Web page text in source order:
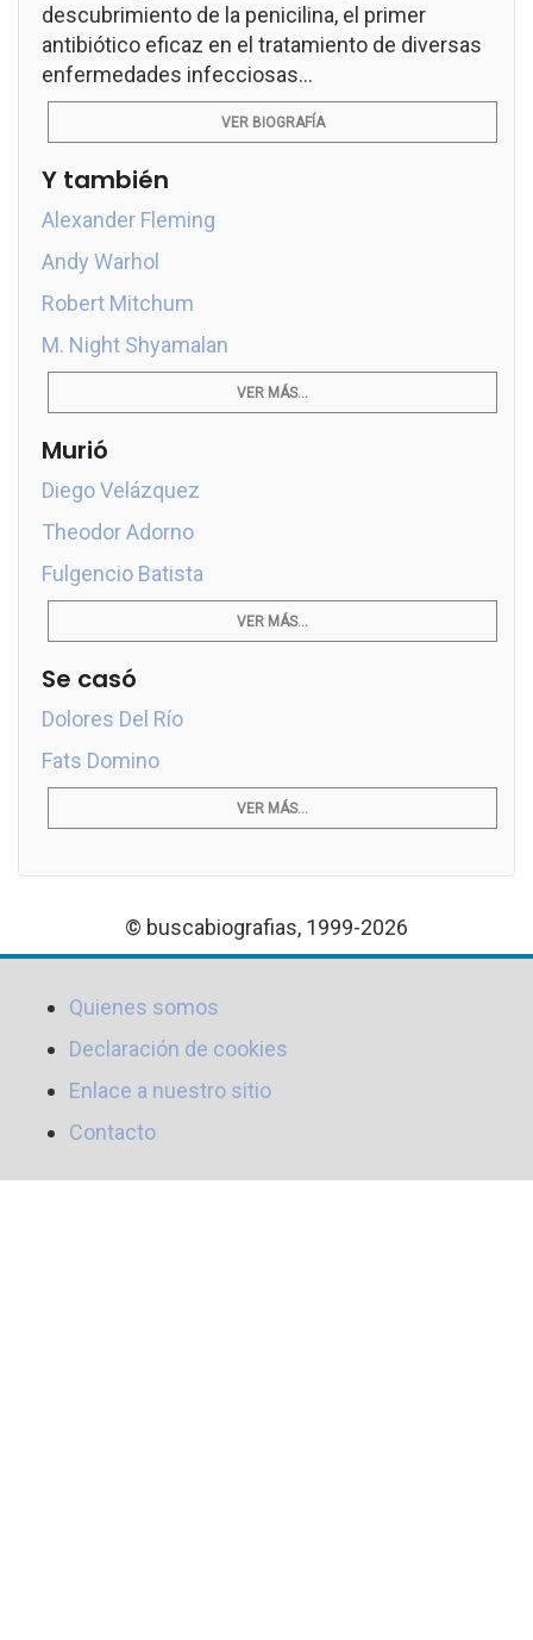
descubrimiento de la penicilina, el primer
antibiótico eficaz en el tratamiento de diversas
enfermedades infecciosas...
VER BIOGRAFÍA
Y también
Alexander Fleming
Andy Warhol
Robert Mitchum
M. Night Shyamalan
VER MÁS...
Murió
Diego Velázquez
Theodor Adorno
Fulgencio Batista
VER MÁS...
Se casó
Dolores Del Río
Fats Domino
VER MÁS...
© buscabiografias, 1999-2026
Quienes somos
Declaración de cookies
Enlace a nuestro sitio
Contacto